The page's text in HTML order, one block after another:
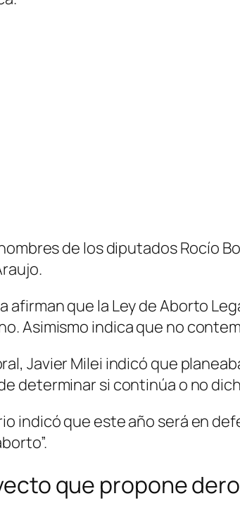
de los diputados Rocío
afirman que la Ley de Aborto
Asimismo indica que no
Javier Milei indicó que
determinar si continúa o no
indicó que este año será en
que propone